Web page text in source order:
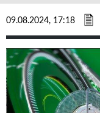
09.08.2024, 17:18